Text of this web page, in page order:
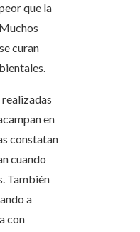
que la
curan
en
constatan
cuando
También
a
con